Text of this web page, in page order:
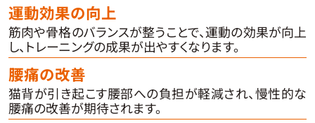
運動効果の向上
筋肉や骨格のバランスが整うことで、運動の効果が向上
し、トレーニングの成果が出やすくなります。
腰痛の改善
猫背が引き起こす腰部への負担が軽減され、慢性的な
腰痛の改善が期待されます。